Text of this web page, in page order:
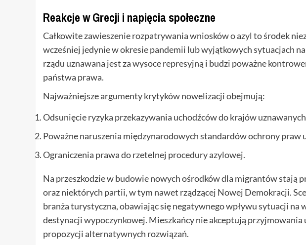
Reakcje w Grecji i napięcia społeczne
Całkowite zawieszenie rozpatrywania wniosków o azyl to środek
wcześniej jedynie w okresie pandemii lub wyjątkowych sytuacjach
rządu uznawana jest za wysoce represyjną i budzi poważne
państwa prawa.
Najważniejsze argumenty krytyków nowelizacji obejmują:
Odsunięcie ryzyka przekazywania uchodźców do krajów
Poważne naruszenia międzynarodowych standardów ochrony praw
Ograniczenia prawa do rzetelnej procedury azylowej.
Na przeszkodzie w budowie nowych ośrodków dla migrantów stają
oraz niektórych partii, w tym nawet rządzącej Nowej Demokracji.
branża turystyczna, obawiając się negatywnego wpływu sytuacji na
destynacji wypoczynkowej. Mieszkańcy nie akceptują przyjmowania
propozycji alternatywnych rozwiązań.